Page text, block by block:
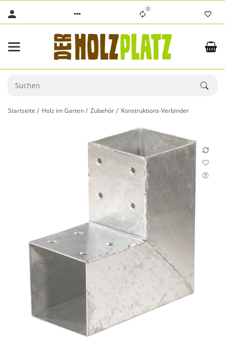
0
Startseite Holz im Garten Zubehör Konstruktions-Verbinder